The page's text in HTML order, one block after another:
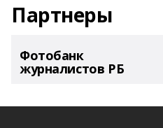
Партнеры
Фотобанк
журналистов РБ